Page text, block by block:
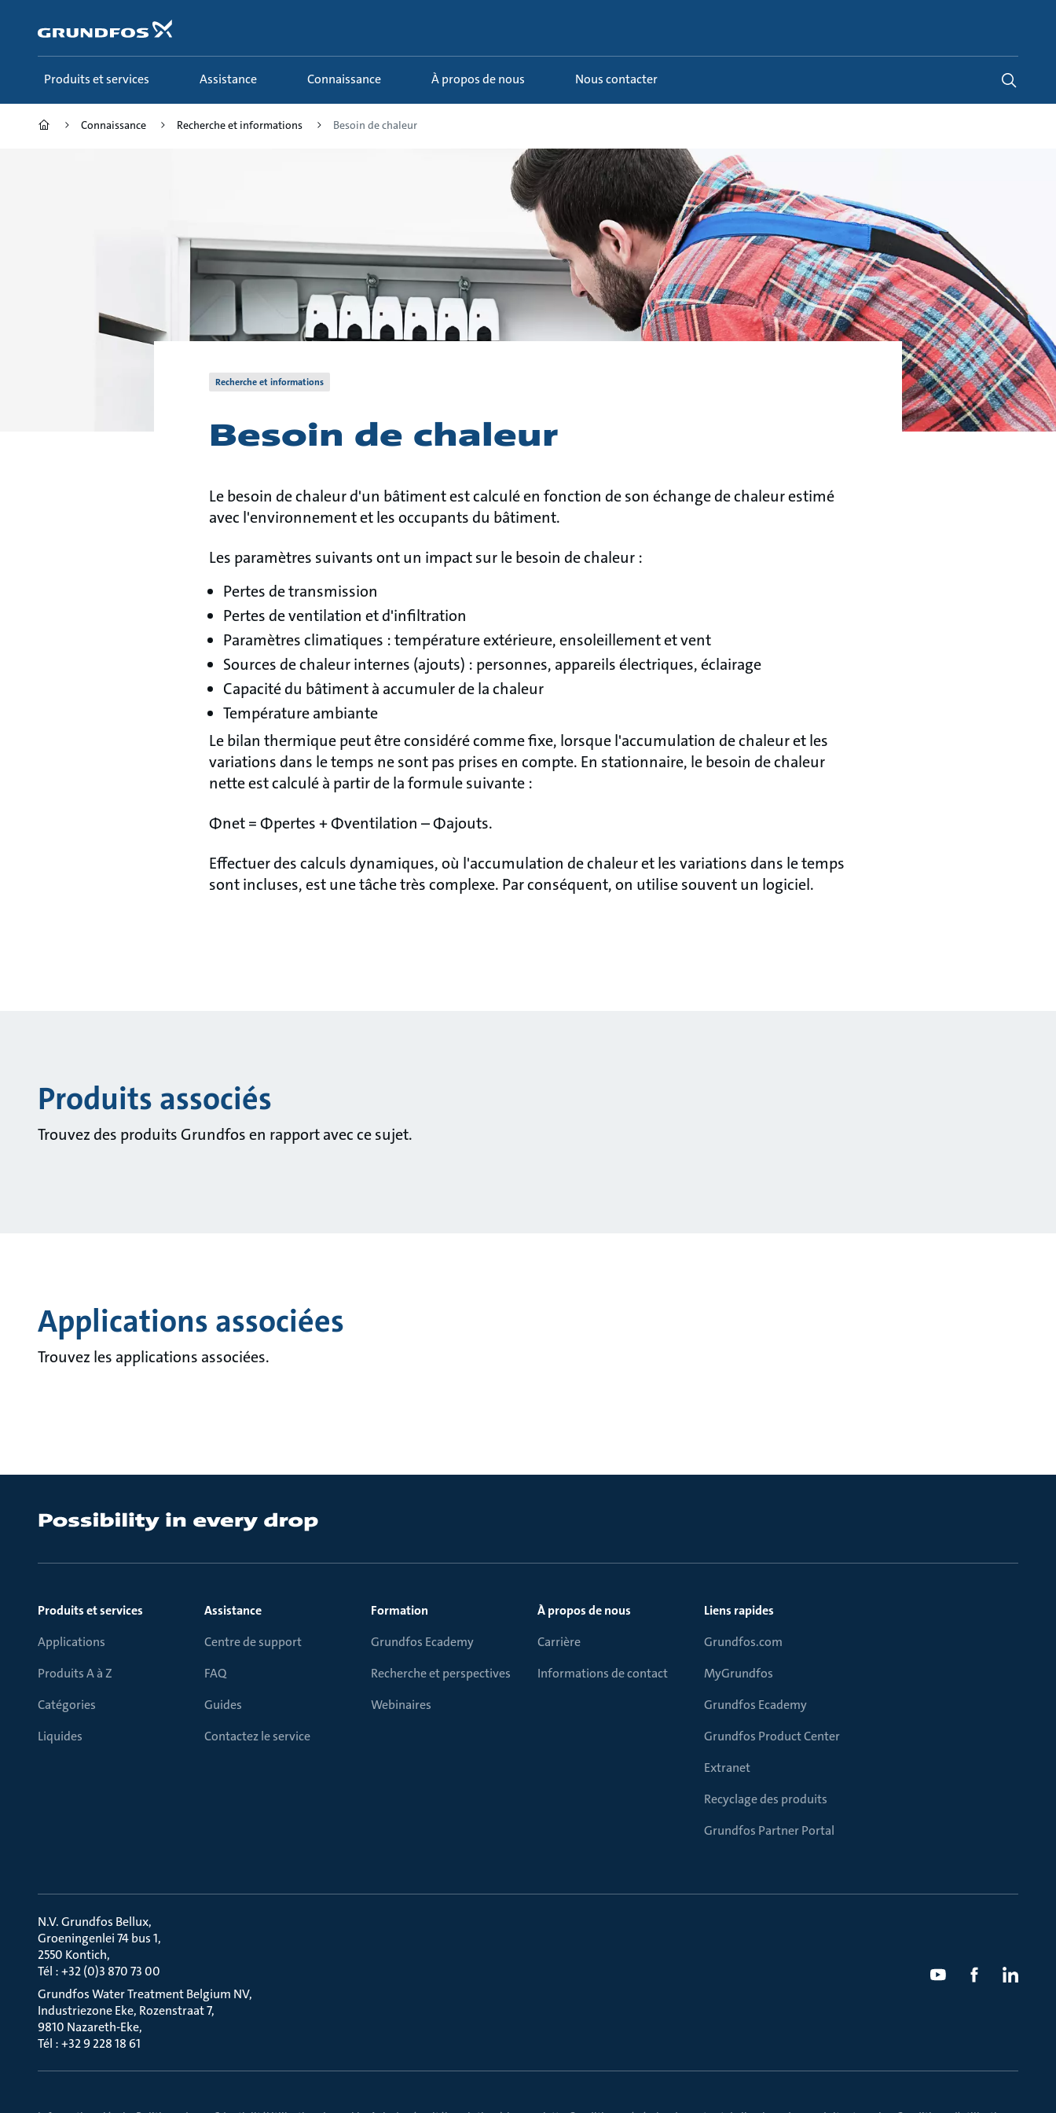
principal
Produits et services Assistance Connaissance À propos de nous Nous contacter
Connaissance Recherche et informations Besoin de chaleur
Recherche et informations
Besoin de chaleur
Le besoin de chaleur d'un bâtiment est calculé en fonction de son échange de chaleur estimé
avec l'environnement et les occupants du bâtiment.
Les paramètres suivants ont un impact sur le besoin de chaleur :
Pertes de transmission
Pertes de ventilation et d'infiltration
Paramètres climatiques : température extérieure, ensoleillement et vent
Sources de chaleur internes (ajouts) : personnes, appareils électriques, éclairage
Capacité du bâtiment à accumuler de la chaleur
Température ambiante
Le bilan thermique peut être considéré comme fixe, lorsque l'accumulation de chaleur et les
variations dans le temps ne sont pas prises en compte. En stationnaire, le besoin de chaleur
nette est calculé à partir de la formule suivante :
Φnet = Φpertes + Φventilation – Φajouts.
Effectuer des calculs dynamiques, où l'accumulation de chaleur et les variations dans le temps
sont incluses, est une tâche très complexe. Par conséquent, on utilise souvent un logiciel.
Produits associés
Trouvez des produits Grundfos en rapport avec ce sujet.
Applications associées
Trouvez les applications associées.
Produits et services
Applications
Produits A à Z
Catégories
Liquides
Assistance
Centre de support
FAQ
Guides
Contactez le service
Formation
Grundfos Ecademy
Recherche et perspectives
Webinaires
À propos de nous
Carrière
Informations de contact
Liens rapides
Grundfos.com
MyGrundfos
Grundfos Ecademy
Grundfos Product Center
Extranet
Recyclage des produits
Grundfos Partner Portal
N.V. Grundfos Bellux
Groeningenlei 74 bus 1
2550 Kontich
Tél : +32 (0)3 870 73 00
Grundfos Water Treatment Belgium NV
Industriezone Eke, Rozenstraat 7
9810 Nazareth-Eke
Tél : +32 9 228 18 61